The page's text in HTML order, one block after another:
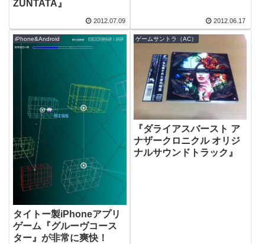
ZUNTATA』
2012.07.09 2012.06.17
iPhone&Android
タイトー製iPhoneアプリ
ゲーム『グルーヴコース
ター』が非常に爽快！
ゲームサントラ（AC）
『ダライアスバースト ア
ナザークロニクル オリジ
ナルサウンドトラック』